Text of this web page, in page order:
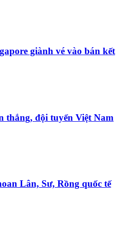
giành vé vào bán kết
thắng, đội tuyển Việt Nam
Lân, Sư, Rồng quốc tế